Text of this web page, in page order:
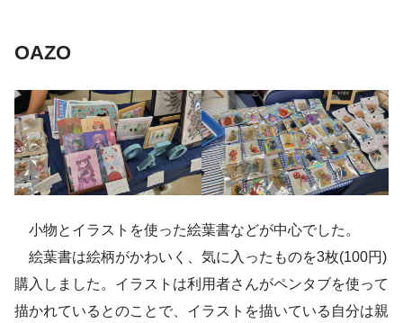
OAZO
小物とイラストを使った絵葉書などが中心でした。
絵葉書は絵柄がかわいく、気に入ったものを3枚(100円)
購入しました。イラストは利用者さんがペンタブを使って
描かれているとのことで、イラストを描いている自分は親